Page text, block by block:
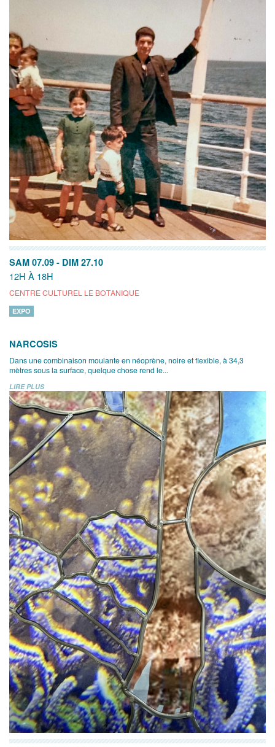
SAM 07.09 - DIM 27.10
12H À 18H
CENTRE CULTUREL LE BOTANIQUE
EXPO
NARCOSIS
Dans une combinaison moulante en néoprène, noire et flexible, à 34,3
mètres sous la surface, quelque chose rend le...
LIRE PLUS